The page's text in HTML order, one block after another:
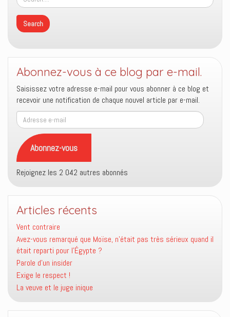
Abonnez-vous à ce blog par e-mail.
Saisissez votre adresse e-mail pour vous abonner à ce blog et
recevoir une notification de chaque nouvel article par e-mail.
Adresse
e-
mail
Abonnez-vous
Rejoignez les 2 042 autres abonnés
Articles récents
Vent contraire
Avez-vous remarqué que Moïse, n’était pas très sérieux quand il
était reparti pour l’Égypte ?
Parole d’un insider
Exige le respect !
La veuve et le juge inique